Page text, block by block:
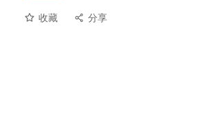
收藏 分享